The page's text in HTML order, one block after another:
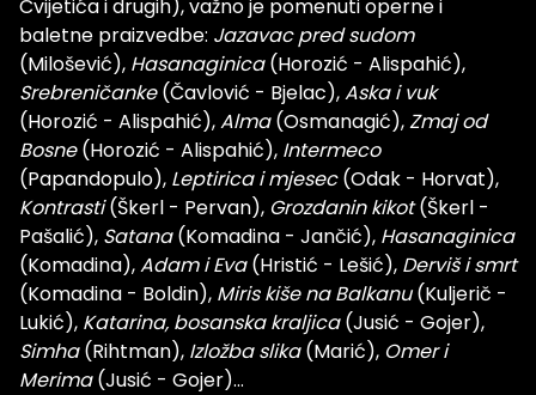
Cvijetića i drugih), važno je pomenuti operne i
baletne praizvedbe: Jazavac pred sudom
(Milošević), Hasanaginica(Horozić - Alispahić),
Srebreničanke(Čavlović - Bjelac),Aska i vuk
(Horozić - Alispahić),Alma(Osmanagić),Zmaj od
Bosne(Horozić - Alispahić), Intermeco
(Papandopulo), Leptirica i mjesec(Odak - Horvat),
Kontrasti(Škerl - Pervan), Grozdanin kikot(Škerl -
Pašalić), Satana(Komadina - Jančić), Hasanaginica
(Komadina),Adam i Eva(Hristić - Lešić), Derviš i smrt
(Komadina - Boldin), Miris kiše na Balkanu(Kuljerič -
Lukić), Katarina, bosanska kraljica(Jusić - Gojer),
Simha(Rihtman), Izložba slika(Marić), Omer i
Merima(Jusić - Gojer)...